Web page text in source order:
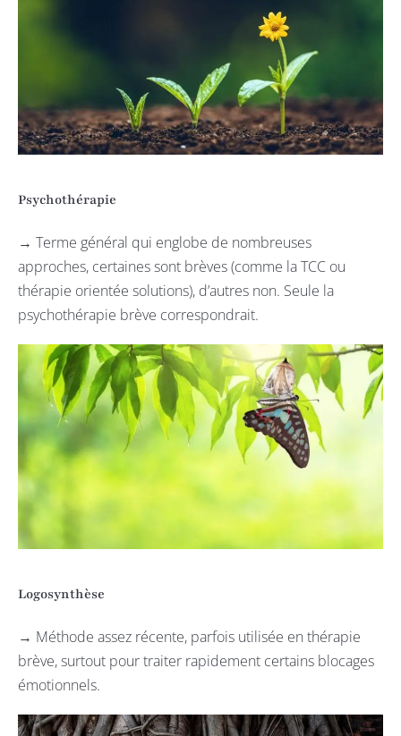
Psychothérapie
→ Terme général qui englobe de nombreuses
approches, certaines sont brèves (comme la TCC ou
thérapie orientée solutions), d’autres non. Seule la
psychothérapie brève correspondrait.
Logosynthèse
→ Méthode assez récente, parfois utilisée en thérapie
brève, surtout pour traiter rapidement certains blocages
émotionnels.